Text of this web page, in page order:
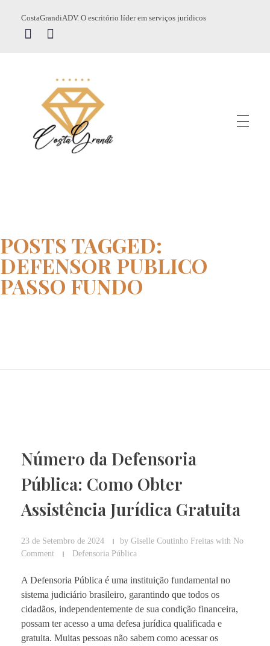
CostaGrandiADV. O escritório líder em serviços jurídicos
POSTS TAGGED:
DEFENSOR PUBLICO
PASSO FUNDO
Número da Defensoria
Pública: Como Obter
Assistência Jurídica Gratuita
23 de Setembro de 2024 by Giselle Coutinho Freitas with No
Comment
Defensoria Pública
A Defensoria Pública é uma instituição fundamental no
sistema judiciário brasileiro, garantindo que todos os
cidadãos, independentemente de sua condição financeira,
possam ter acesso a uma defesa jurídica qualificada e
gratuita. Muitas pessoas não sabem como acessar os